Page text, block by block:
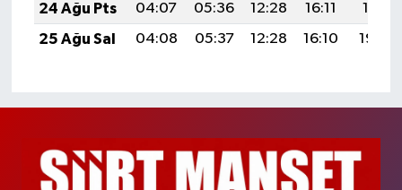
24 Ağu Pts
04:07 05:36 12:28 16:11
19:11
25 Ağu Sal
04:08 05:37 12:28 16:10 19:09